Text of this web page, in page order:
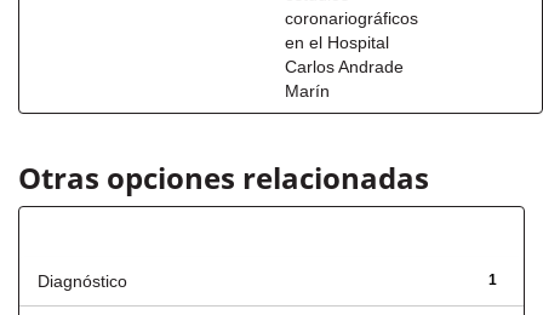
coronariográficos
en el Hospital
Carlos Andrade
Marín
Otras opciones relacionadas
1
Diagnóstico